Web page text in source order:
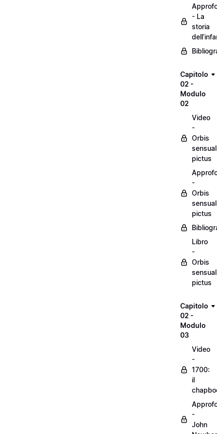
- La
storia
Capitolo
02 -
Modulo
02
Video
-
Orbis
pictus
-
Orbis
pictus
Libro
-
Orbis
pictus
Capitolo
02 -
Modulo
03
Video
-
1700:
il
-
John